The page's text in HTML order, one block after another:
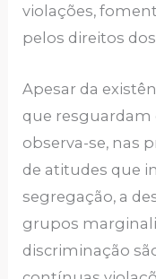
violações,
pelos direitos
Apesar da
que
observa-se, nas
de atitudes que
segregação, a
grupos
discriminação